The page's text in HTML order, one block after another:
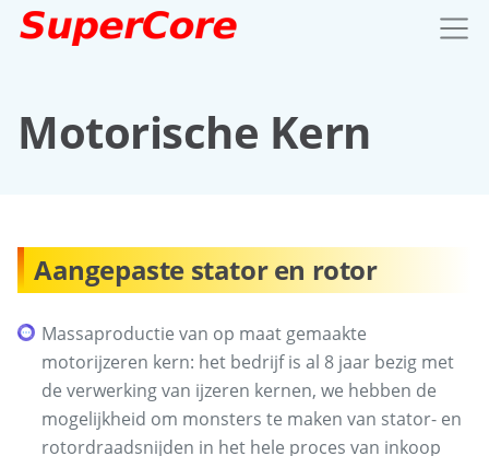
Motorische Kern
Aangepaste stator en rotor
Massaproductie van op maat gemaakte
motorijzeren kern: het bedrijf is al 8 jaar bezig met
de verwerking van ijzeren kernen, we hebben de
mogelijkheid om monsters te maken van stator- en
rotordraadsnijden in het hele proces van inkoop